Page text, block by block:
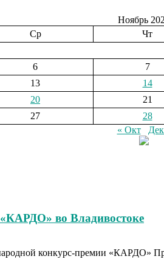
Ноябрь
Ср Чт
6 7
13 14
20 21
27 28
« Окт
во Владивостоке
конкурс-премии «КАРДО»